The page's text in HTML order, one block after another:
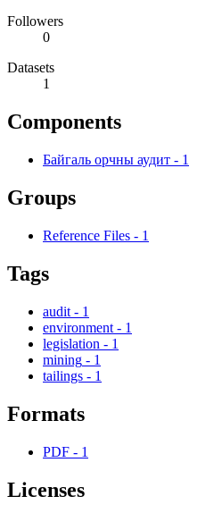
Followers
0
Datasets
1
Components
Байгаль орчны аудит - 1
Groups
Reference Files - 1
Tags
audit - 1
environment - 1
legislation - 1
mining - 1
tailings - 1
Formats
PDF - 1
Licenses